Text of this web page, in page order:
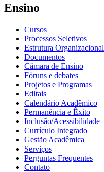
Ensino
Cursos
Processos Seletivos
Estrutura Organizacional
Documentos
Câmara de Ensino
Fóruns e debates
Projetos e Programas
Editais
Calendário Acadêmico
Permanência e Êxito
Inclusão/Acessibilidade
Currículo Integrado
Gestão Acadêmica
Serviços
Perguntas Frequentes
Contato